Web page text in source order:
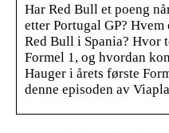
Har Red Bull et poeng
etter Portugal GP?
Red Bull i Spania? Hvor
Formel 1, og hvordan
Hauger i årets første
denne episoden av